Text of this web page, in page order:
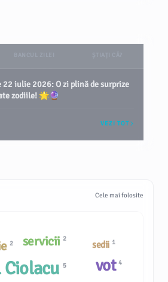
22 iulie 2026: O zi plină de surprize
zodiile! 🌟🔮
VEZI TOT
Cele mai folosite
vot4
2 servicii 2
Ciolacu 5
sedii 1